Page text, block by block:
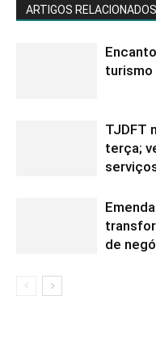
ARTIGOS RELACIONADOS
turismo
TJDFT
terça;
de